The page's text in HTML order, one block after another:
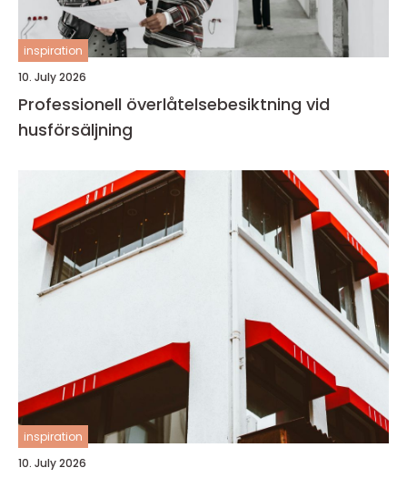
inspiration
10. July 2026
Professionell överlåtelsebesiktning vid
husförsäljning
inspiration
10. July 2026